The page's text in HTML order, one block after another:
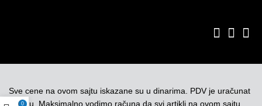
Sve cene na ovom sajtu iskazane su u dinarima. PDV je uračunat
u cenu. Maksimalno vodimo računa da svi artikli na ovom sajtu
0